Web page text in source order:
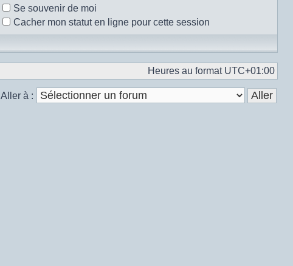
Se souvenir de moi
Cacher mon statut en ligne pour cette session
Heures au format UTC+01:00
Aller à :